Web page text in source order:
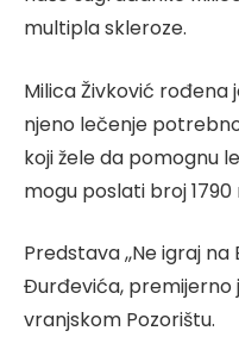
multipla skleroze.
Milica Živković rođena
njeno lečenje
koji žele da pomognu
mogu poslati broj 1790
Predstava ,,Ne igraj
Đurđevića, premijerno
vranjskom Pozorištu.